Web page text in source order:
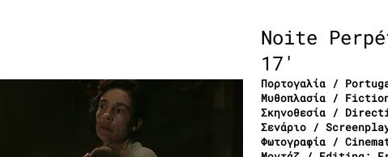
Noite
17'
Πορτογαλία /
Μυθοπλασία /
Σκηνοθεσία /
Σενάριο /
Φωτογραφία /